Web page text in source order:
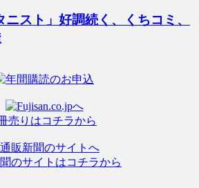
スト」好調続く、くちコミ、
売りはコチラから
のサイトはコチラから